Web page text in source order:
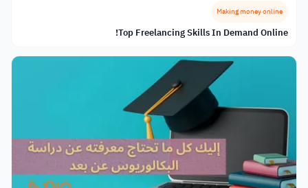
Making money online
Top Freelancing Skills In Demand Online!